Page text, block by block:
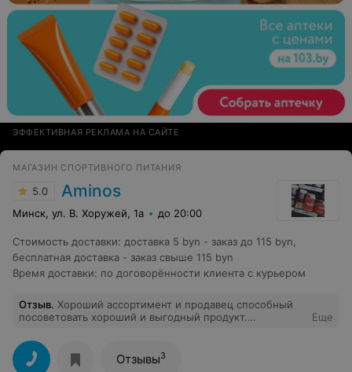
ЭФФЕКТИВНАЯ РЕКЛАМА НА САЙТЕ
МАГАЗИН СПОРТИВНОГО ПИТАНИЯ
5.0 Aminos
Минск, ул. В. Хоружей, 1а до 20:00
Стоимость доставки: доставка 5 byn - заказ до 115 byn,
бесплатная доставка - заказ свыше 115 byn
Время доставки: по договорённости клиента с курьером
Отзыв. Хороший ассортимент и продавец способный
посоветовать хороший и выгодный продукт.
Еще
Отзывы3